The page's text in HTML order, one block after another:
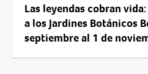
Las leyendas cobran
a los Jardines Botánicos
septiembre al 1 de